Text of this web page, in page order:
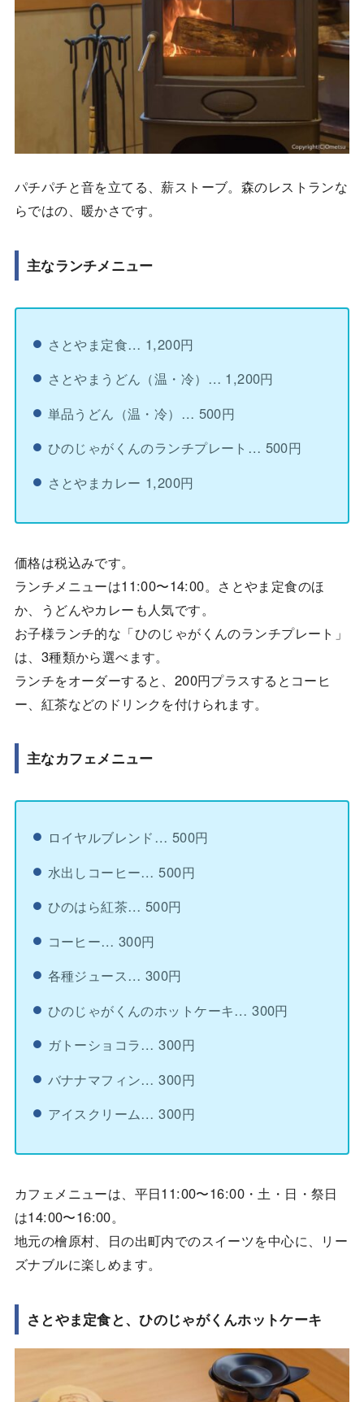
パチパチと音を立てる、薪ストーブ。森のレストランな
らではの、暖かさです。
主なランチメニュー
さとやま定食… 1,200円
さとやまうどん（温・冷）… 1,200円
単品うどん（温・冷）… 500円
ひのじゃがくんのランチプレート… 500円
さとやまカレー 1,200円
価格は税込みです。
ランチメニューは11:00〜14:00。さとやま定食のほ
か、うどんやカレーも人気です。
お子様ランチ的な「ひのじゃがくんのランチプレート」
は、3種類から選べます。
ランチをオーダーすると、200円プラスするとコーヒ
ー、紅茶などのドリンクを付けられます。
主なカフェメニュー
ロイヤルブレンド… 500円
水出しコーヒー… 500円
ひのはら紅茶… 500円
コーヒー… 300円
各種ジュース… 300円
ひのじゃがくんのホットケーキ… 300円
ガトーショコラ… 300円
バナナマフィン… 300円
アイスクリーム… 300円
カフェメニューは、平日11:00〜16:00・土・日・祭日
は14:00〜16:00。
地元の檜原村、日の出町内でのスイーツを中心に、リー
ズナブルに楽しめます。
さとやま定食と、ひのじゃがくんホットケーキ